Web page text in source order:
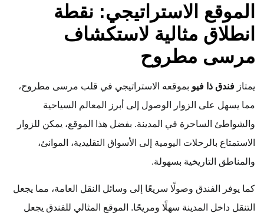
الموقع الاستراتيجي: نقطة
انطلاق مثالية لاستكشاف
مرسى مطروح
يمتاز فندق ذا فيو بموقعه الاستراتيجي في قلب مرسى مطروح،
مما يسهل على الزوار الوصول إلى أبرز المعالم السياحية
والشواطئ الساحرة في المدينة. بفضل هذا الموقع، يمكن للزوار
الاستمتاع بالرحلات اليومية إلى الأسواق التقليدية، الموانئ،
والمناطق التاريخية بسهولة.
كما يوفر الفندق وصولًا سريعًا إلى وسائل النقل العامة، مما يجعل
التنقل داخل المدينة سهلًا ومريحًا. الموقع المثالي للفندق يجعل